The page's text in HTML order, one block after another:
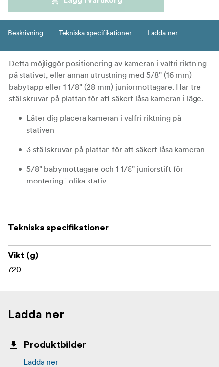
Beskrivning Tekniska specifikationer Ladda ner
Detta möjliggör positionering av kameran i valfri riktning
på stativet, eller annan utrustning med 5/8" (16 mm)
babytapp eller 1 1/8" (28 mm) juniormottagare. Har tre
ställskruvar på plattan för att säkert låsa kameran i läge.
Låter dig placera kameran i valfri riktning på
stativen
3 ställskruvar på plattan för att säkert låsa kameran
5/8" babymottagare och 1 1/8" juniorstift för
montering i olika stativ
Vredet kan förvaras i kulledens svänghållare när den
sitter i juniormottagaren
Tekniska specifikationer
Vikt (g)
720
Ladda ner
Produktbilder
Ladda ner